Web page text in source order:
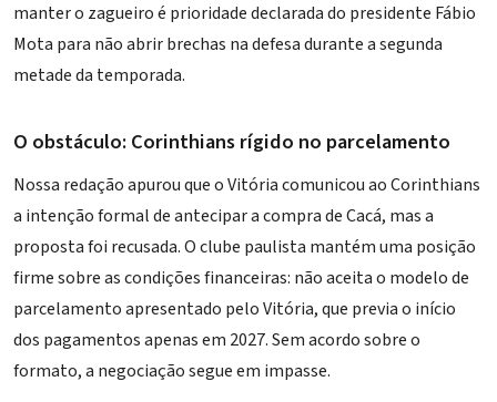
manter o zagueiro é prioridade declarada do presidente Fábio
Mota para não abrir brechas na defesa durante a segunda
metade da temporada.
O obstáculo: Corinthians rígido no parcelamento
Nossa redação apurou que o Vitória comunicou ao Corinthians
a intenção formal de antecipar a compra de Cacá, mas a
proposta foi recusada. O clube paulista mantém uma posição
firme sobre as condições financeiras: não aceita o modelo de
parcelamento apresentado pelo Vitória, que previa o início
dos pagamentos apenas em 2027. Sem acordo sobre o
formato, a negociação segue em impasse.